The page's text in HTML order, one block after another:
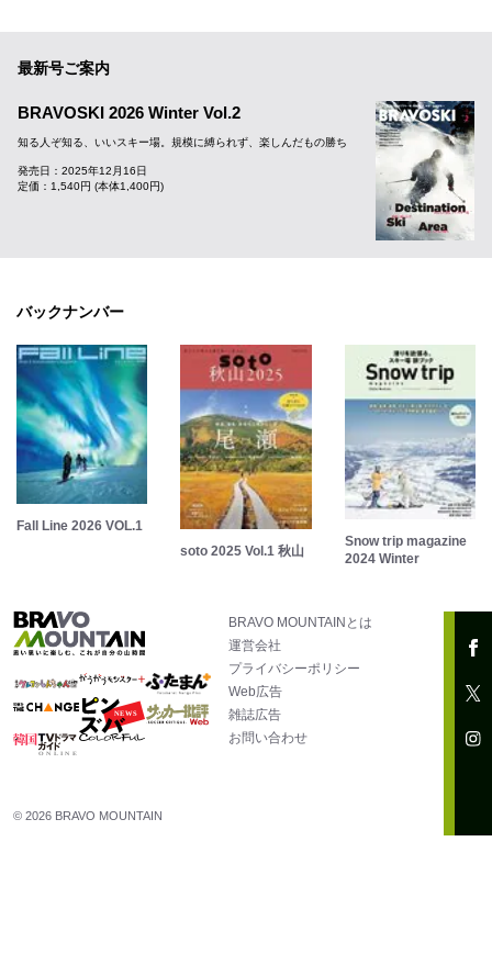
最新号ご案内
BRAVOSKI 2026 Winter Vol.2
知る人ぞ知る、いいスキー場。規模に縛られず、楽しんだもの勝ち
発売日：2025年12月16日
定価：1,540円 (本体1,400円)
バックナンバー
Fall Line 2026 VOL.1
soto 2025 Vol.1 秋山
Snow trip magazine
2024 Winter
BRAVO MOUNTAINとは
運営会社
プライバシーポリシー
Web広告
雑誌広告
お問い合わせ
© 2026 BRAVO MOUNTAIN